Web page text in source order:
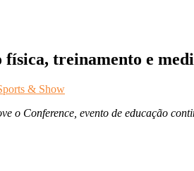
treinamento e
& Show
o Conference, evento de educação